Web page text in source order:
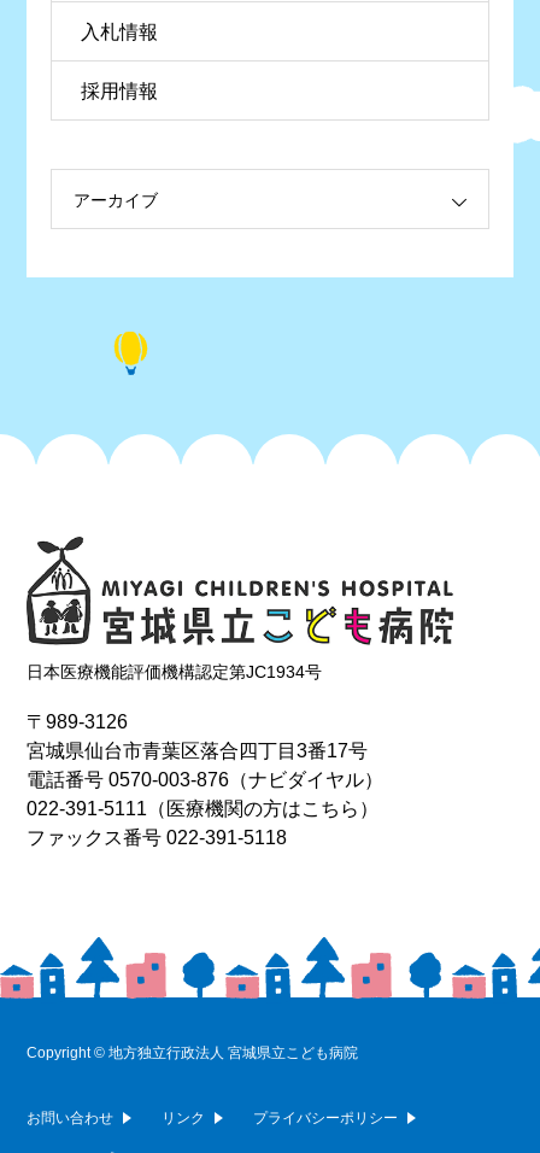
入札情報
採用情報
アーカイブ
日本医療機能評価機構認定第JC1934号
〒989-3126
宮城県仙台市青葉区落合四丁目3番17号
電話番号0570-003-876 （ナビダイヤル）
022-391-5111 （医療機関の方はこちら）
ファックス番号 022-391-5118
Copyright © 地方独立行政法人 宮城県立こども病院
お問い合わせ リンク プライバシーポリシー